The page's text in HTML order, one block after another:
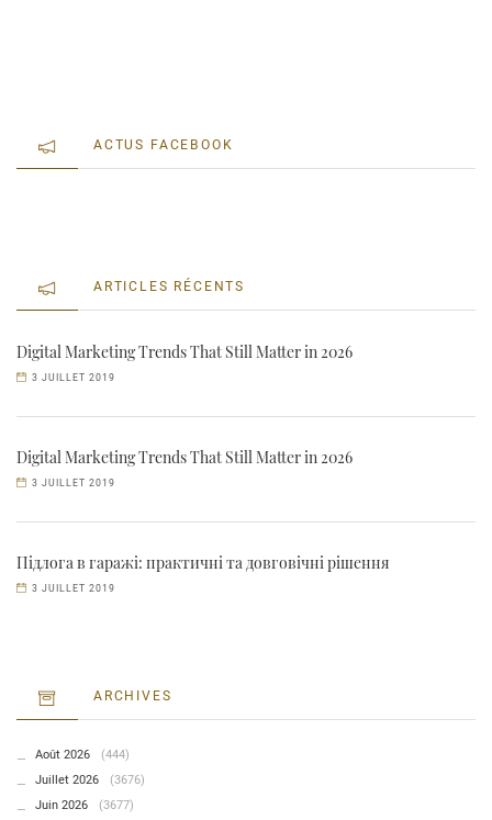
ACTUS FACEBOOK
ARTICLES RÉCENTS
Digital Marketing Trends That Still Matter in 2026
3 JUILLET 2019
Digital Marketing Trends That Still Matter in 2026
3 JUILLET 2019
Підлога в гаражі: практичні та довговічні рішення
3 JUILLET 2019
ARCHIVES
Août 2026
(444)
Juillet 2026
(3676)
Juin 2026
(3677)